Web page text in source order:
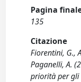
Pagina
135
Citazione
Fiorentini, G.,
Paganelli, A.
priorità per gli